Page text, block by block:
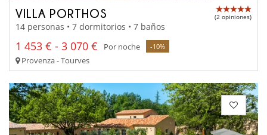
VILLA PORTHOS (2 opiniones)
14 personas • 7 dormitorios • 7 baños
1 453 € - 3 070 € Por noche -10%
Provenza - Tourves